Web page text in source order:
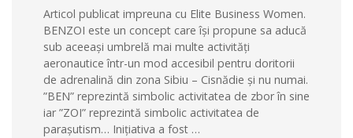
EURO
ÎN
DEZVOLTARE
Articol publicat impreuna cu Elite Business Women.
BENZOI este un concept care își propune sa aducă
sub aceeași umbrelă mai multe activități
aeronautice într-un mod accesibil pentru doritorii
de adrenalină din zona Sibiu – Cisnădie și nu numai.
”BEN” reprezintă simbolic activitatea de zbor în sine
iar ”ZOI” reprezintă simbolic activitatea de
parașutism… Inițiativa a fost …